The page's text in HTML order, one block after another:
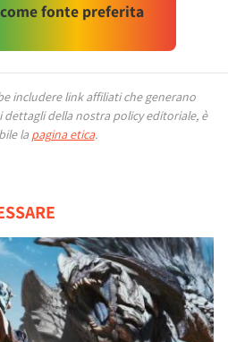
fonte preferita
includere link affiliati che generano
dettagli della nostra policy editoriale, è
la pagina etica.